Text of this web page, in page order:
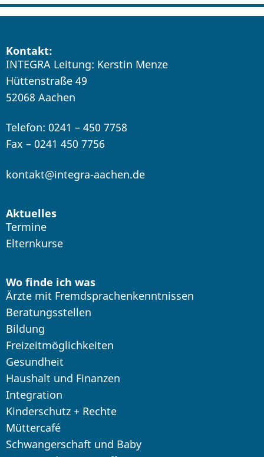
Kontakt:
INTEGRA Leitung: Kerstin Menze
Hüttenstraße 49
52068 Aachen
Telefon: 0241 – 450 7758
Fax – 0241 450 7756
kontakt@integra-aachen.de
Aktuelles
Termine
Elternkurse
Wo finde ich was
Ärzte mit Fremdsprachenkenntnissen
Beratungsstellen
Bildung
Freizeitmöglichkeiten
Gesundheit
Haushalt und Finanzen
Integration
Kinderschutz + Rechte
Müttercafé
Schwangerschaft und Baby